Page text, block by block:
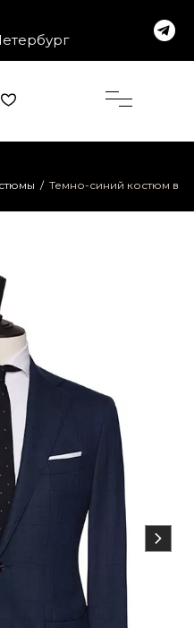
/ Темно-синий костюм в